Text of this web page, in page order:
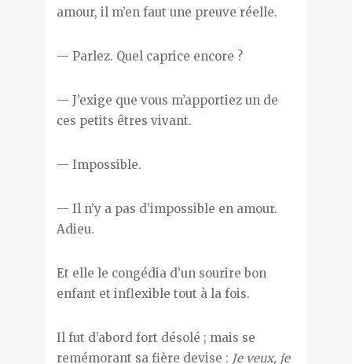
amour, il m’en faut une preuve réelle.
— Parlez. Quel caprice encore ?
— J’exige que vous m’apportiez un de
ces petits êtres vivant.
— Impossible.
— Il n’y a pas d’impossible en amour.
Adieu.
Et elle le congédia d’un sourire bon
enfant et inflexible tout à la fois.
Il fut d’abord fort désolé ; mais se
remémorant sa fière devise : Je veux, je